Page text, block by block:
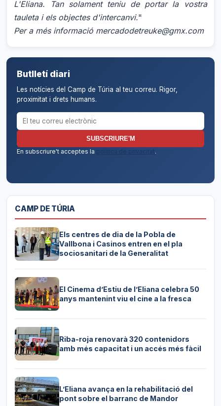
L'Eliana. Tan solament teniu de portar la vostra
tauleta i els objectes d'intercanvi."
Per a més informació mercadodetreuke@gmx.com
Butlletí diari
Les notícies del Camp de Túria al teu correu. Rigor,
proximitat i drets humans.
Correu electrònic per al butlletí
SUBSCRIURE'M
En subscriure't acceptes la
política de privacitat.
CAMP DE TÚRIA
Els centres de dia de la Pobla de
Vallbona i Casinos entren en el pla
sociosanitari de la Generalitat
El Cinema d’Estiu de l’Eliana celebra 50
anys mantenint viu el cine a la fresca
Riba-roja renovarà 320 contenidors
amb més capacitat i un accés més fàcil
L’Eliana avança en la rehabilitació del
pont sobre el barranc de Mandor